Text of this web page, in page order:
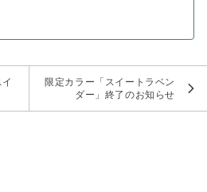
限定カラー「スイートラベン
ダー」終了のお知らせ